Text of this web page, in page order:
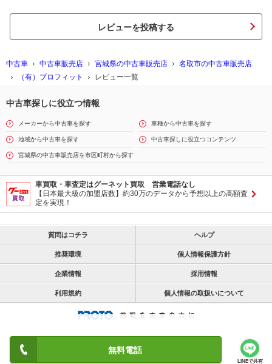
無料電話
LINEで共有
レビューを投稿する
中古車 中古車販売店 宮城県の中古車販売店
名取市の中古車販売店
（有）プロフィット
レビュー一覧
中古車探しに役立つ情報
メーカーから中古車を探す 車種から中古車を探す
地域から中古車を探す 中古車探しに役立つコンテンツ
宮城県の中古車販売店を市区町村から探す
車買取・車査定はグーネット買取 営業電話なし
【日本最大級の加盟店数】約30万のデータから予想以上の高額査
定を実現！
質問はコチラ ヘルプ
推奨環境 個人情報保護方針
企業情報 採用情報
利用規約 個人情報の取扱いについて